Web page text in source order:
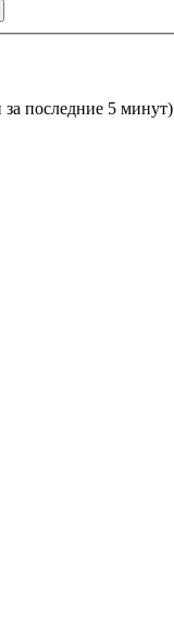
за последние 5 минут)